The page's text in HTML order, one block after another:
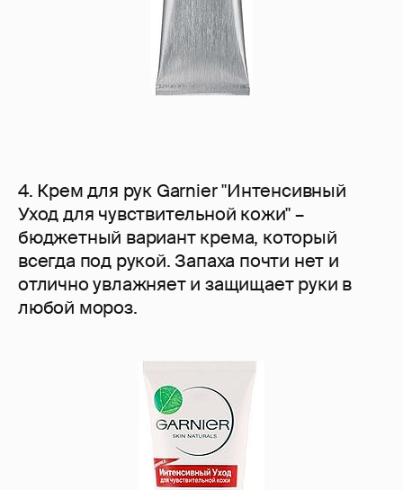
4. Крем для рук Garnier "Интенсивный
Уход для чувствительной кожи" –
бюджетный вариант крема, который
всегда под рукой. Запаха почти нет и
отлично увлажняет и защищает руки в
любой мороз.